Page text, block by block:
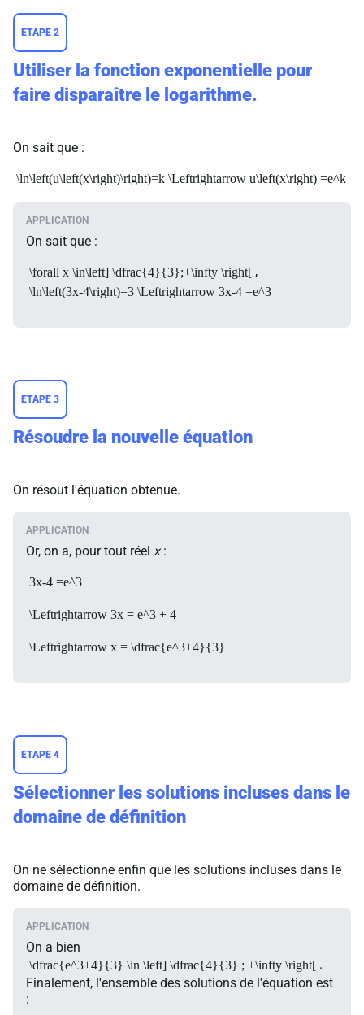
ETAPE 2
Utiliser la fonction exponentielle pour
faire disparaître le logarithme.
On sait que :
\ln\left(u\left(x\right)\right)=k \Leftrightarrow u\left(x\right) =e^k
On sait que :
\forall x \in\left] \dfrac{4}{3};+\infty \right[ ,
\ln\left(3x-4\right)=3 \Leftrightarrow 3x-4 =e^3
ETAPE 3
Résoudre la nouvelle équation
On résout l'équation obtenue.
Or, on a, pour tout réel x:
3x-4 =e^3
\Leftrightarrow 3x = e^3 + 4
\Leftrightarrow x = \dfrac{e^3+4}{3}
ETAPE 4
Sélectionner les solutions incluses dans le
domaine de définition
On ne sélectionne enfin que les solutions incluses dans le
domaine de définition.
On a bien
\dfrac{e^3+4}{3} \in \left] \dfrac{4}{3} ; +\infty \right[ .
Finalement, l'ensemble des solutions de l'équation est
: